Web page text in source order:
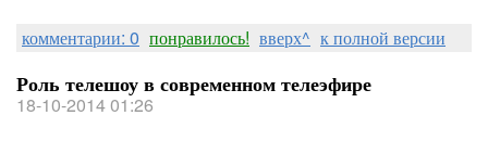
комментарии: 0 понравилось! вверх^ к полной версии
Роль телешоу в современном телеэфире
18-10-2014 01:26